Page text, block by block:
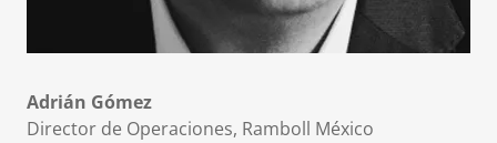
Adrián Gómez
Director de Operaciones, Ramboll México